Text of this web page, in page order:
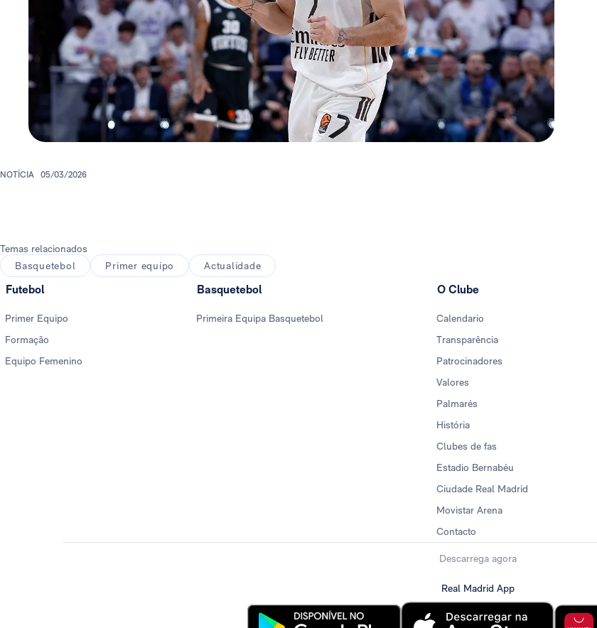
NOTÍCIA 05/03/2026
Temas relacionados
Basquetebol
Primer equipo Actualidade
Futebol
Primer Equipo
Formação
Equipo Femenino
Basquetebol
Primeira Equipa Basquetebol
O Clube
Calendario
Transparência
Patrocinadores
Valores
Palmarés
História
Clubes de fas
Estadio Bernabéu
Ciudade Real Madrid
Movistar Arena
Contacto
Descarrega agora
Real Madrid App